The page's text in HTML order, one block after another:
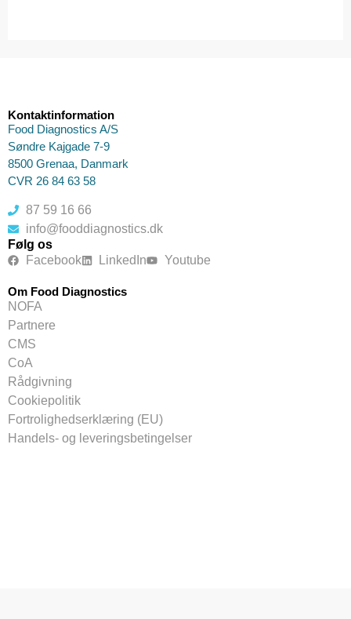
Kontaktinformation
Food Diagnostics A/S
Søndre Kajgade 7-9
8500 Grenaa, Danmark
CVR 26 84 63 58
87 59 16 66
info@fooddiagnostics.dk
Følg os
Facebook
LinkedIn Youtube
Om Food Diagnostics
NOFA
Partnere
CMS
CoA
Rådgivning
Cookiepolitik
Fortrolighedserklæring (EU)
Handels- og leveringsbetingelser